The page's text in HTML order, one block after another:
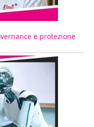
e protezione